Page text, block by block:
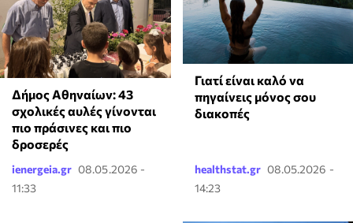
Δήμος Αθηναίων: 43
σχολικές αυλές γίνονται
πιο πράσινες και πιο
δροσερές
ienergeia.gr 08.05.2026 -
11:33
Γιατί είναι καλό να
πηγαίνεις μόνος σου
διακοπές
healthstat.gr 08.05.2026 -
14:23